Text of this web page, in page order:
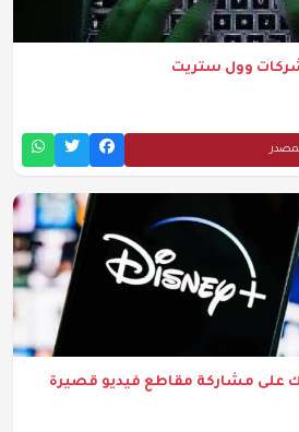
شركات وول ستريت
على مشاركة مقاطع فيديو قصيرة